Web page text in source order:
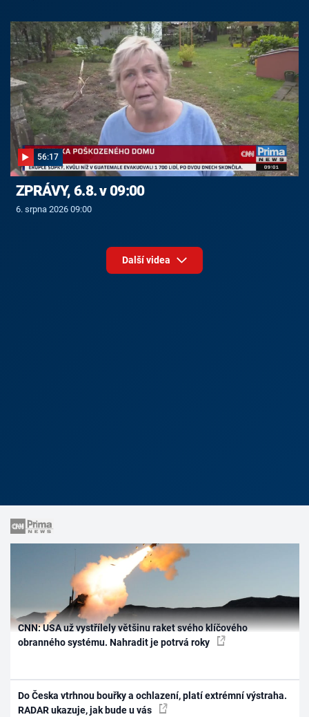
56:17
ZPRÁVY, 6.8. v 09:00
6. srpna 2026 09:00
Další videa
CNN: USA už vystřílely většinu raket svého klíčového
obranného systému. Nahradit je potrvá roky
Do Česka vtrhnou bouřky a ochlazení, platí extrémní výstraha.
RADAR ukazuje, jak bude u vás